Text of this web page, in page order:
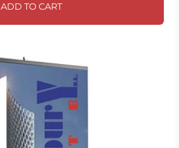
ADD TO CART